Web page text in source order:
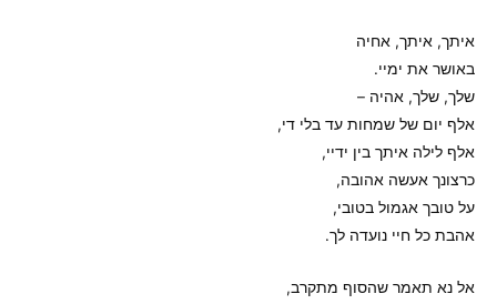
איתך, איתך, אחיה
באושר את ימיי.
שלך, שלך, אהיה –
אלף יום של שמחות עד בלי די,
אלף לילה איתך בין ידיי,
כרצונך אעשה אהובה,
על טובך אגמול בטובי,
אהבת כל חיי נועדה לך.
אל נא תאמר שהסוף מתקרב,